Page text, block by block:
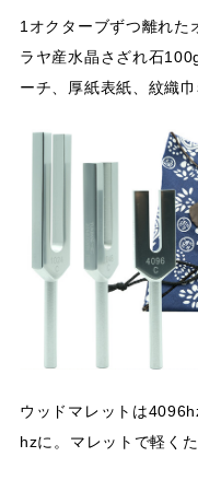
1オクターブずつ離れた
ラヤ産水晶さざれ石
ーチ、厚紙表紙、紋織
ウッドマレットは
hzに。マレットで軽く